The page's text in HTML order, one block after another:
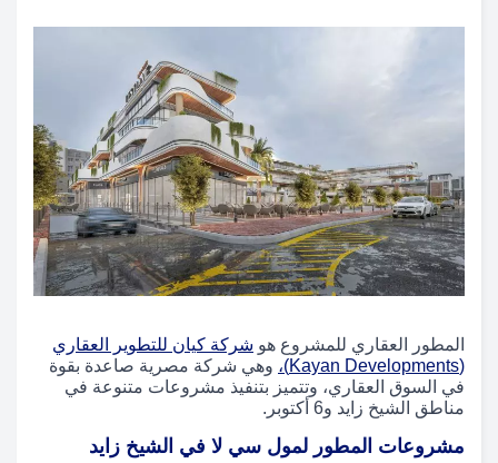
المطور العقاري للمشروع هو شركة كيان للتطوير العقاري
(Kayan Developments)،
وهي شركة مصرية صاعدة بقوة
في السوق العقاري، وتتميز بتنفيذ مشروعات متنوعة في
مناطق الشيخ زايد و6 أكتوبر.
مشروعات المطور لمول سي لا في الشيخ زايد